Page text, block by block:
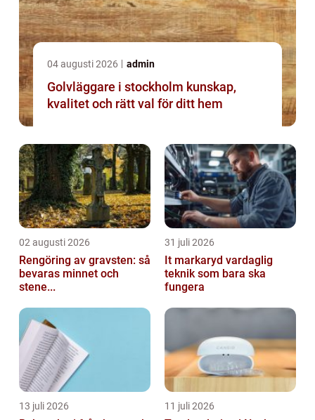
04 augusti 2026 admin
Golvläggare i stockholm kunskap,
kvalitet och rätt val för ditt hem
02 augusti 2026
Rengöring av gravsten: så
bevaras minnet och
stene...
31 juli 2026
It markaryd vardaglig
teknik som bara ska
fungera
13 juli 2026 11 juli 2026